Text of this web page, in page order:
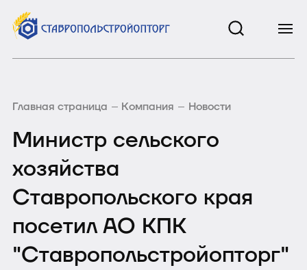
Главная страница Компания Новости
Министр сельского
хозяйства
Ставропольского края
посетил АО КПК
"Ставропольстройопторг"